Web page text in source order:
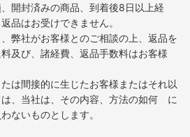
開封済みの商品、到着後8日以上経
品はお受けできません。
弊社がお客様とのご相談の上、返品を
及び、諸経費、返品手数料はお客様
は間接的に生じたお客様またはそれ以
、当社は、その内容、方法の如何 に
ないものとします。